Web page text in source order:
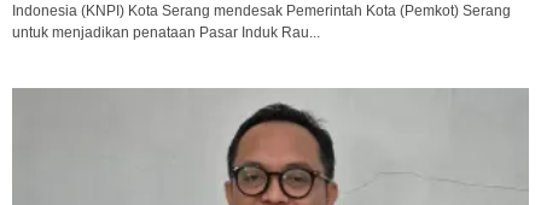
Indonesia (KNPI) Kota Serang mendesak Pemerintah Kota (Pemkot) Serang
untuk menjadikan penataan Pasar Induk Rau...